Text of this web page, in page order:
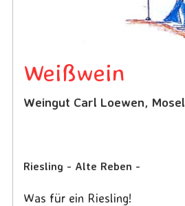
Weißwein
Weingut Carl Loewen, Mosel
Riesling - Alte Reben -
Was für ein Riesling!